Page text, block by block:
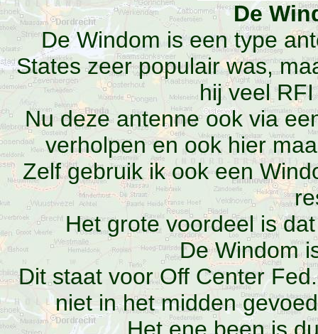
De
De Windom is een type
States zeer populair was,
hij veel
Nu deze antenne ook via
verholpen en ook hier
Zelf gebruik ik ook een
Het grote voordeel is
De Windom
Dit staat voor Off Center
niet in het midden